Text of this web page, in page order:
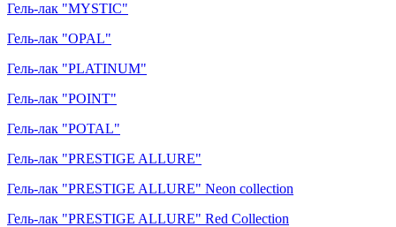
Гель-лак "MYSTIC"
Гель-лак "OPAL"
Гель-лак "PLATINUM"
Гель-лак "POINT"
Гель-лак "POTAL"
Гель-лак "PRESTIGE ALLURE"
Гель-лак "PRESTIGE ALLURE" Neon collection
Гель-лак "PRESTIGE ALLURE" Red Collection